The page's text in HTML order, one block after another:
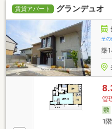
賃貸アパート グランデュオ
そ
築
管
1